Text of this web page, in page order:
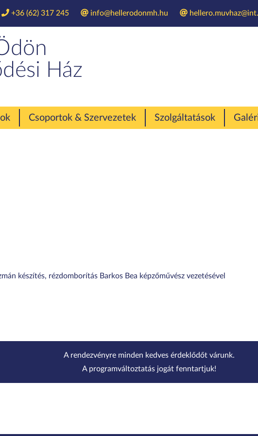
+36 (62) 317 245 info@hellerodonmh.hu
Ház
Csoportok & Szervezetek Szolgáltatások
Művészeti Szalon
készítés, rézdomborítás Barkos Bea képzőművész vezetésével
A rendezvényre minden kedves érdeklődőt várunk.
A programváltoztatás jogát fenntartjuk!